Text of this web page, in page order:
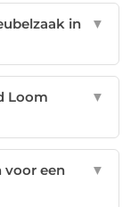
in
▼
Loom
▼
voor een
▼